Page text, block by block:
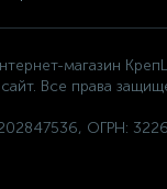
магазин
сайт. Все права
ОГРН: